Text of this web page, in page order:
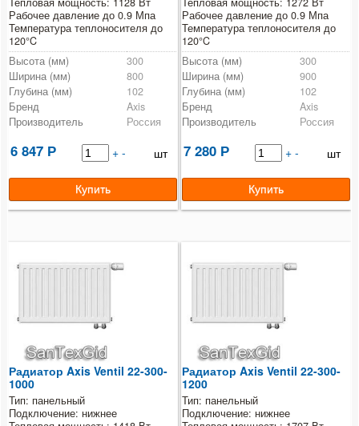
Рабочее давление до 0.9 Мпа
Температура теплоносителя до
120°C
Высота (мм)
300
Ширина (мм)
800
Глубина (мм)
102
Бренд
Axis
Производитель
Россия
6 847 Р + - шт
Рабочее давление до 0.9 Мпа
Температура теплоносителя до
120°C
Высота (мм)
300
Ширина (мм)
900
Глубина (мм)
102
Бренд
Axis
Производитель
Россия
7 280 Р + - шт
Радиатор Axis Ventil 22-300-
1000
Тип: панельный
Подключение: нижнее
Радиатор Axis Ventil 22-300-
1200
Тип: панельный
Подключение: нижнее